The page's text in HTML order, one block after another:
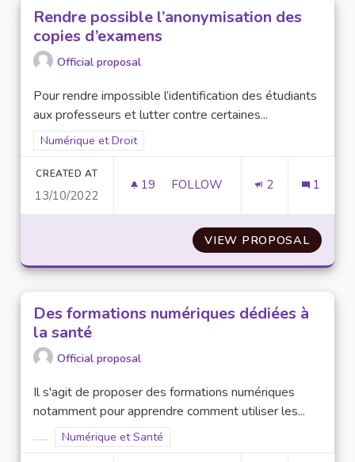
Rendre possible l’anonymisation des
copies d’examens
Official proposal
Pour rendre impossible l’identification des étudiants
aux professeurs et lutter contre certaines...
Filter results for scope: Numérique et Droit
Numérique et Droit
CREATED AT
13/10/2022
19 19 FOLLOWERS
FOLLOW 2 1
VIEW PROPOSAL
Des formations numériques dédiées à
la santé
Official proposal
Il s'agit de proposer des formations numériques
notamment pour apprendre comment utiliser les...
Filter results for category:
Filter results for scope: Numérique et Santé
Numérique et Santé